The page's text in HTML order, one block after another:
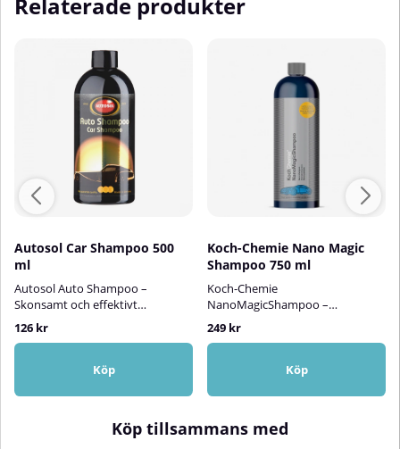
Autosol Car Shampoo 500
ml
Autosol Auto Shampoo –
Skonsamt och effektivt
bilschampoAutosol Auto
Shampoo är ett högkoncentrerat
bilschampo som kombinerar
kraftfull rengöring med
löser effektivt upp smuts, damm,
– utan att repa lacken eller
126 kr
Köp
Koch-Chemie Nano Magic
Shampoo 750 ml
Koch-Chemie
NanoMagicShampoo –
Oöverträffad kombination av
rengöring och skydd!Koch-
Chemie NanoMagicShampoo är
ett högteknologiskt bilschampo
världar – effektiv rengöring och
Schampot avlägsnar smuts,
249 kr
Köp
Köp tillsammans med